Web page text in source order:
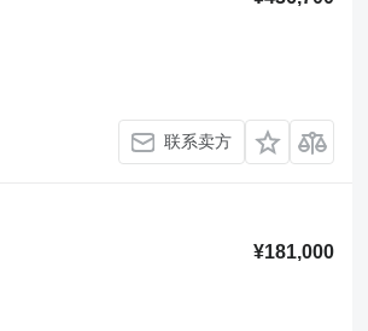
联系卖方
¥181,000